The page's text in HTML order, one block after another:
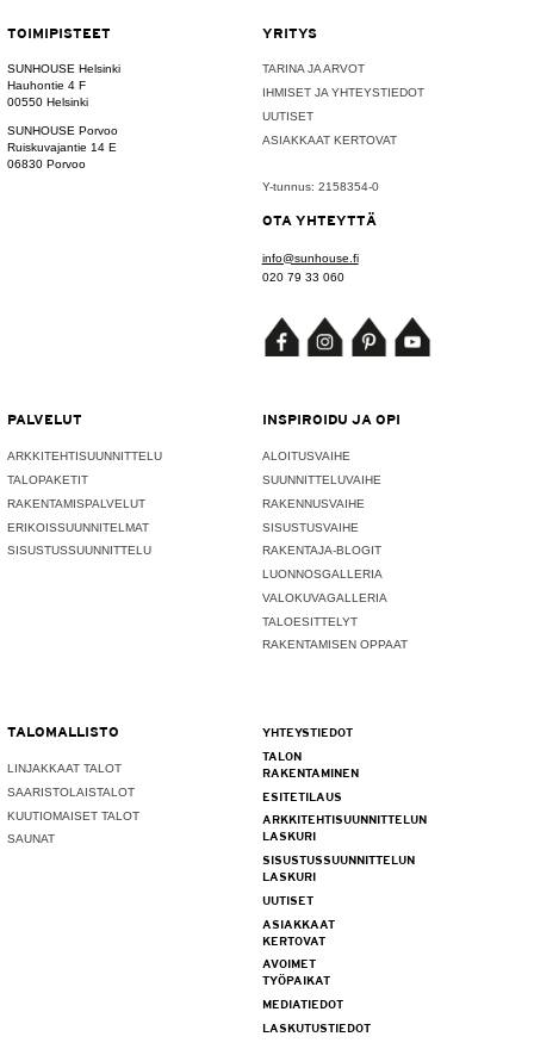
TOIMIPISTEET
SUNHOUSE Helsinki
Hauhontie 4 F
00550 Helsinki
SUNHOUSE Porvoo
Ruiskuvajantie 14 E
06830 Porvoo
YRITYS
TARINA JA ARVOT
IHMISET JA YHTEYSTIEDOT
UUTISET
ASIAKKAAT KERTOVAT
Y-tunnus: 2158354-0
OTA YHTEYTTÄ
info@sunhouse.fi
020 79 33 060
PALVELUT
ARKKITEHTISUUNNITTELU
TALOPAKETIT
RAKENTAMISPALVELUT
ERIKOISSUUNNITELMAT
SISUSTUSSUUNNITTELU
INSPIROIDU JA OPI
ALOITUSVAIHE
SUUNNITTELUVAIHE
RAKENNUSVAIHE
SISUSTUSVAIHE
RAKENTAJA-BLOGIT
LUONNOSGALLERIA
VALOKUVAGALLERIA
TALOESITTELYT
RAKENTAMISEN OPPAAT
TALOMALLISTO
LINJAKKAAT TALOT
SAARISTOLAISTALOT
KUUTIOMAISET TALOT
SAUNAT
YHTEYSTIEDOT
TALON
RAKENTAMINEN
ESITETILAUS
ARKKITEHTISUUNNITTELUN
LASKURI
SISUSTUSSUUNNITTELUN
LASKURI
UUTISET
ASIAKKAAT
KERTOVAT
AVOIMET
TYÖPAIKAT
MEDIATIEDOT
LASKUTUSTIEDOT